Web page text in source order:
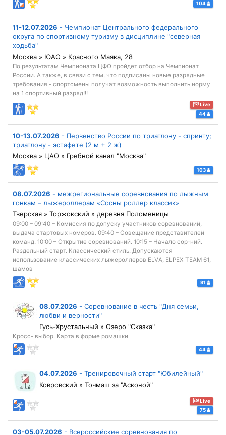
104
11-12.07.2026 - Чемпионат Центрального федерального
округа по спортивному туризму в дисциплине "северная
ходьба"
Москва » ЮАО » Красного Маяка, 28
По результатам Чемпионата ЦФО пройдет отбор на Чемпионат
России. А также, в связи с тем, что подписаны новые разрядные
требования - спортсмены получат возможность выполнить норму
на 1 спортивный разряд!!!
Live
44
10-13.07.2026 - Первенство России по триатлону - спринту;
триатлону - эстафете (2 м + 2 ж)
Москва » ЦАО » Гребной канал "Москва"
103
08.07.2026 - межрегиональные соревнования по лыжным
гонкам – лыжероллерам «Сосны роллер классик»
Тверская » Торжокский » деревня Поломеницы
09:00 – 09:40 – Комиссия по допуску участников соревнований,
выдача стартовых номеров. 09:40 – Совещание представителей
команд. 10:00 – Открытие соревнований. 10:15 – Начало сор-ний.
Раздельный старт. Классический стиль. Допускаются
использование классических лыжероллеров ELVА, ELPEX TEAM 61,
шамов
91
08.07.2026 - Соревнование в честь "Дня семьи,
любви и верности"
Гусь-Хрустальный » Озеро "Сказка"
Кросс- выбор. Карта в форме ромашки
44
04.07.2026 - Тренировочный старт "Юбилейный"
Ковровский » Точмаш за "Асконой"
Live
75
03-05.07.2026 - Всероссийские соревнования по